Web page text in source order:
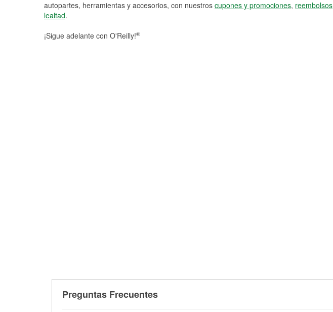
autopartes, herramientas y accesorios, con nuestros cupones y promociones, reembolsos
lealtad.
¡Sigue adelante con O'Reilly!®
Preguntas Frecuentes